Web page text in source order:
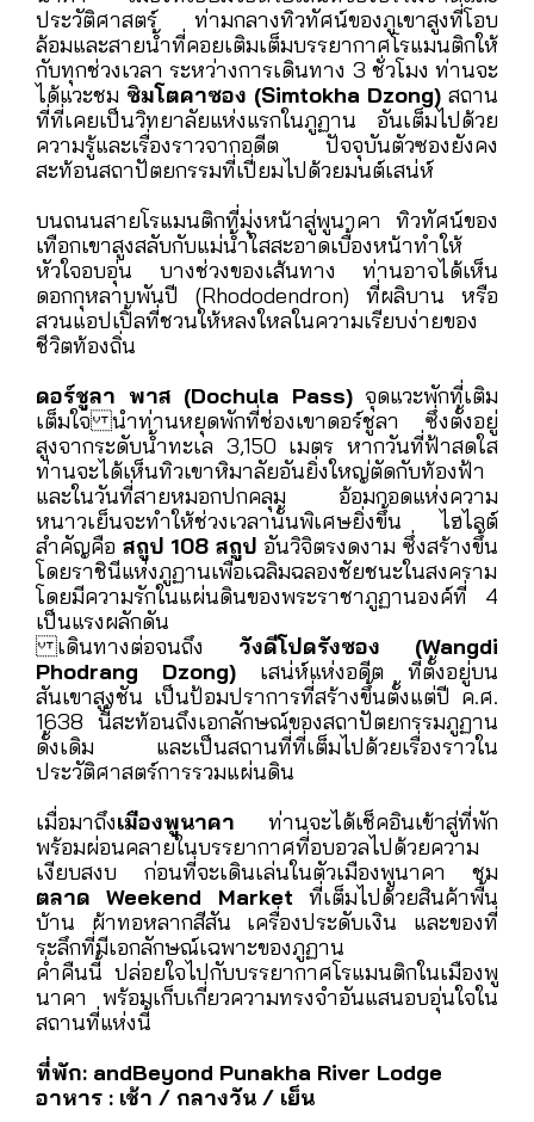
วันที่ 2 ทิมพู - พูนาคา
: เส้นทางแสนบริสุทธิ์ท่ามกลางขุนเขาและ
สายน้ำ
ยามเช้าพร้อมออกเดินทางสู่เมืองวังดีโปดรังและพู
นาคา เมืองที่เปี่ยมไปด้วยเสน่ห์ของธรรมชาติและ
ประวัติศาสตร์ ท่ามกลางทิวทัศน์ของภูเขาสูงที่โอบ
ล้อมและสายน้ำที่คอยเติมเต็มบรรยากาศโรแมนติกให้
กับทุกช่วงเวลา ระหว่างการเดินทาง 3 ชั่วโมง ท่านจะ
ได้แวะชมซิมโตคาซอง (Simtokha Dzong)สถาน
ที่ที่เคยเป็นวิทยาลัยแห่งแรกในภูฏาน อันเต็มไปด้วย
ความรู้และเรื่องราวจากอดีต ปัจจุบันตัวซองยังคง
สะท้อนสถาปัตยกรรมที่เปี่ยมไปด้วยมนต์เสน่ห์
บนถนนสายโรแมนติกที่มุ่งหน้าสู่พูนาคา ทิวทัศน์ของ
เทือกเขาสูงสลับกับแม่น้ำใสสะอาดเบื้องหน้าทำให้
หัวใจอบอุ่น บางช่วงของเส้นทาง ท่านอาจได้เห็น
ดอกกุหลาบพันปี (Rhododendron) ที่ผลิบาน หรือ
สวนแอปเปิ้ลที่ชวนให้หลงใหลในความเรียบง่ายของ
ชีวิตท้องถิ่น
ดอร์ชูลา พาส (Dochula Pass)
เต็มใจ นำท่านหยุดพักที่ช่องเขาดอร์ชูลา ซึ่งตั้งอยู่
สูงจากระดับน้ำทะเล 3,150 เมตร หากวันที่ฟ้าสดใส
ท่านจะได้เห็นทิวเขาหิมาลัยอันยิ่งใหญ่ตัดกับท้องฟ้า
และในวันที่สายหมอกปกคลุม อ้อมกอดแห่งความ
หนาวเย็นจะทำให้ช่วงเวลานั้นพิเศษยิ่งขึ้น ไฮไลต์
สำคัญคือสถูป 108 สถูปอันวิจิตรงดงาม ซึ่งสร้างขึ้น
โดยราชินีแห่งภูฏานเพื่อเฉลิมฉลองชัยชนะในสงคราม
โดยมีความรักในแผ่นดินของพระราชาภูฏานองค์ที่ 4
เป็นแรงผลักดัน
เดินทางต่อจนถึงวังดีโปดรังซอง (Wangdi
Phodrang Dzong)เสน่ห์แห่งอดีต ที่ตั้งอยู่บน
สันเขาสูงชัน เป็นป้อมปราการที่สร้างขึ้นตั้งแต่ปี ค.ศ.
1638 นี้สะท้อนถึงเอกลักษณ์ของสถาปัตยกรรมภูฏาน
ดั้งเดิม และเป็นสถานที่ที่เต็มไปด้วยเรื่องราวใน
ประวัติศาสตร์การรวมแผ่นดิน
เมื่อมาถึง
พร้อมผ่อนคลายในบรรยากาศที่อบอวลไปด้วยความ
เงียบสงบ ก่อนที่จะเดินเล่นในตัวเมืองพูนาคา ชม